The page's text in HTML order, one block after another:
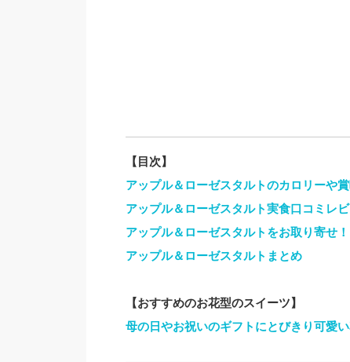
【目次】
アップル＆ローゼスタルトのカロリーや
アップル＆ローゼスタルト実食口コミレ
アップル＆ローゼスタルトをお取り寄せ！
アップル＆ローゼスタルトまとめ
【おすすめのお花型のスイーツ】
母の日やお祝いのギフトにとびきり可愛